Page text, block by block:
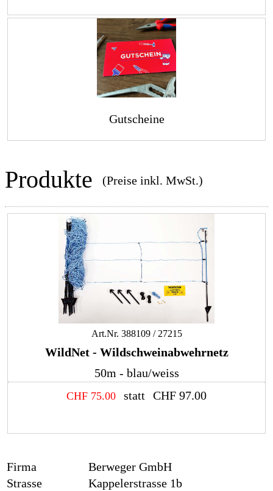
Gutscheine
Produkte (Preise inkl. MwSt.)
Art.Nr. 388109 / 27215
WildNet - Wildschweinabwehrnetz
50m - blau/weiss
CHF 75.00 statt CHF 97.00
Firma
Berweger GmbH
Strasse
Kappelerstrasse 1b